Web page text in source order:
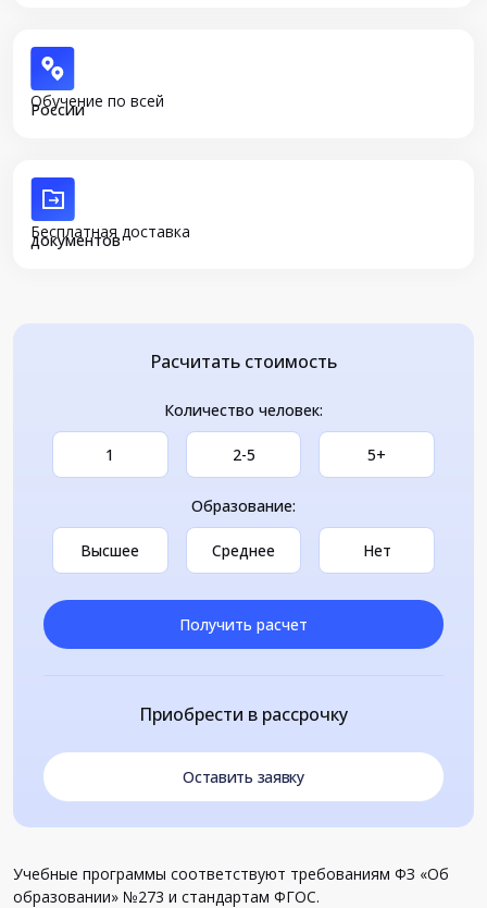
Обучение по всей
России
Бесплатная доставка
документов
Расчитать стоимость
Количество человек:
1 2-5 5+
Образование:
Высшее Среднее Нет
Получить расчет
Приобрести в рассрочку
Оставить заявку
Учебные программы соответствуют требованиям ФЗ «Об
образовании» №273 и стандартам ФГОС.